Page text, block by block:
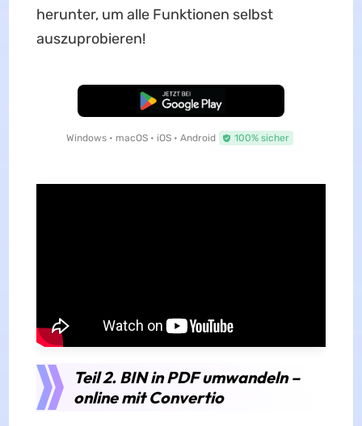
herunter, um alle Funktionen selbst
auszuprobieren!
Kostenloser Download
Windows • macOS • iOS • Android 100% sicher
Teil 2. BIN in PDF umwandeln –
online mit Convertio